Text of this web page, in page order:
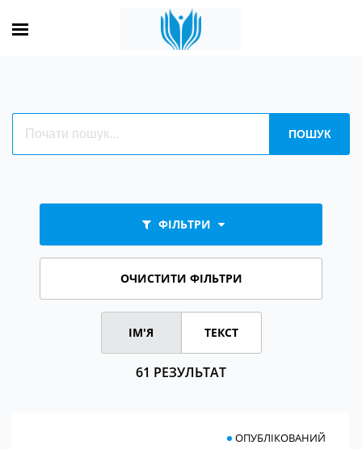
ФІЛЬТРИ
ОЧИСТИТИ ФІЛЬТРИ
61 РЕЗУЛЬТАТ
ІМ'Я ТЕКСТ
ОПУБЛІКОВАНИЙ